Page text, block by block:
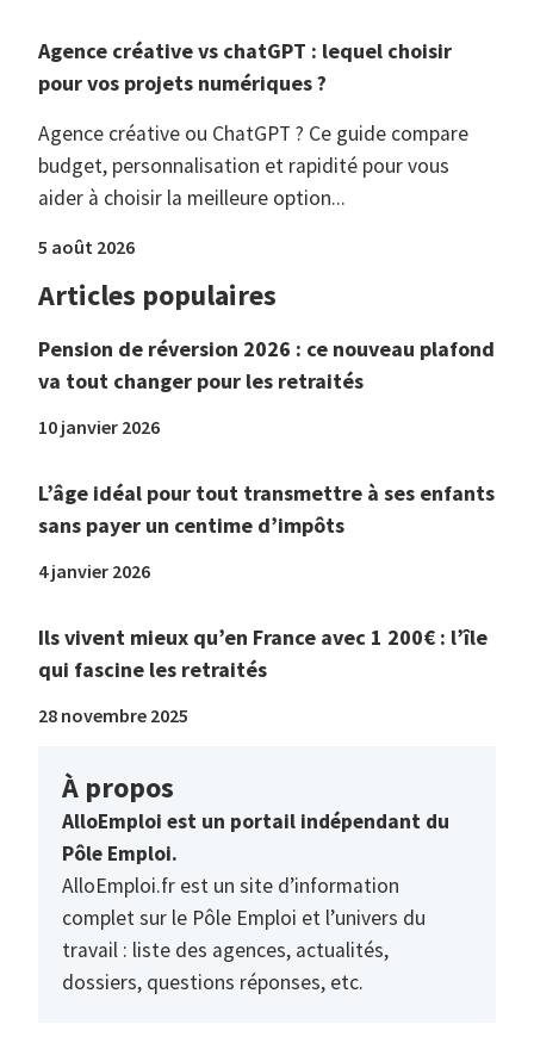
Agence créative vs chatGPT : lequel choisir
pour vos projets numériques ?
Agence créative ou ChatGPT ? Ce guide compare
budget, personnalisation et rapidité pour vous
aider à choisir la meilleure option...
5 août 2026
Articles populaires
Pension de réversion 2026 : ce nouveau plafond
va tout changer pour les retraités
10 janvier 2026
L’âge idéal pour tout transmettre à ses enfants
sans payer un centime d’impôts
4 janvier 2026
Ils vivent mieux qu’en France avec 1 200€ : l’île
qui fascine les retraités
28 novembre 2025
À propos
AlloEmploi est un portail indépendant du
Pôle Emploi.
AlloEmploi.fr est un site d’information
complet sur le Pôle Emploi et l’univers du
travail : liste des agences, actualités,
dossiers, questions réponses, etc.